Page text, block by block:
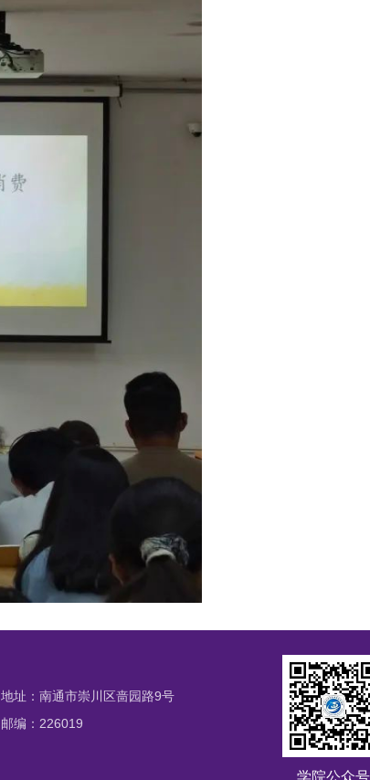
地址：南通市崇川区啬园路9号
邮编：226019
学院公众号